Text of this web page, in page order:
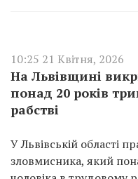
10:25 21 Квітня, 2026
На Львівщині
понад 20 років
рабстві
У Львівській області
зловмисника, який